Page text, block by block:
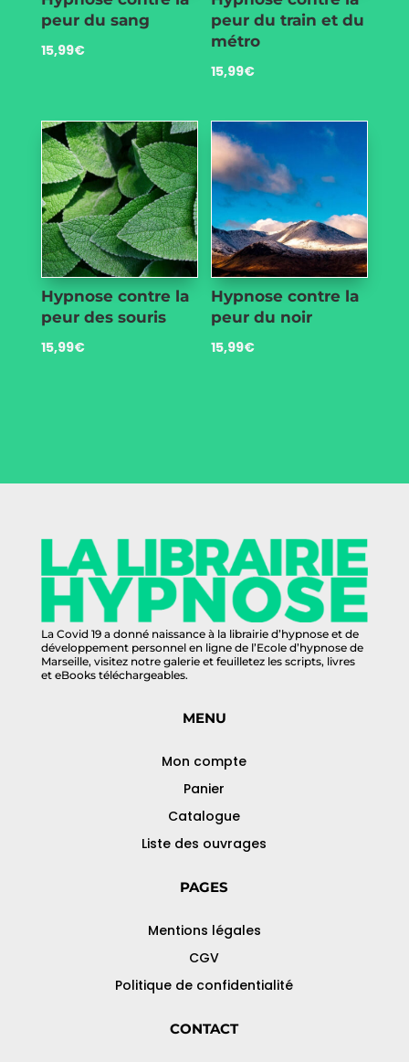
peur du sang
15,99€
peur du train et du
métro
15,99€
Hypnose contre la
peur des souris
15,99€
Hypnose contre la
peur du noir
15,99€
La Covid 19 a donné naissance à la librairie d’hypnose et de
développement personnel en ligne de l’Ecole d’hypnose de
Marseille, visitez notre galerie et feuilletez les scripts, livres
et eBooks téléchargeables.
MENU
Mon compte
Panier
Catalogue
Liste des ouvrages
PAGES
Mentions légales
CGV
Politique de confidentialité
CONTACT